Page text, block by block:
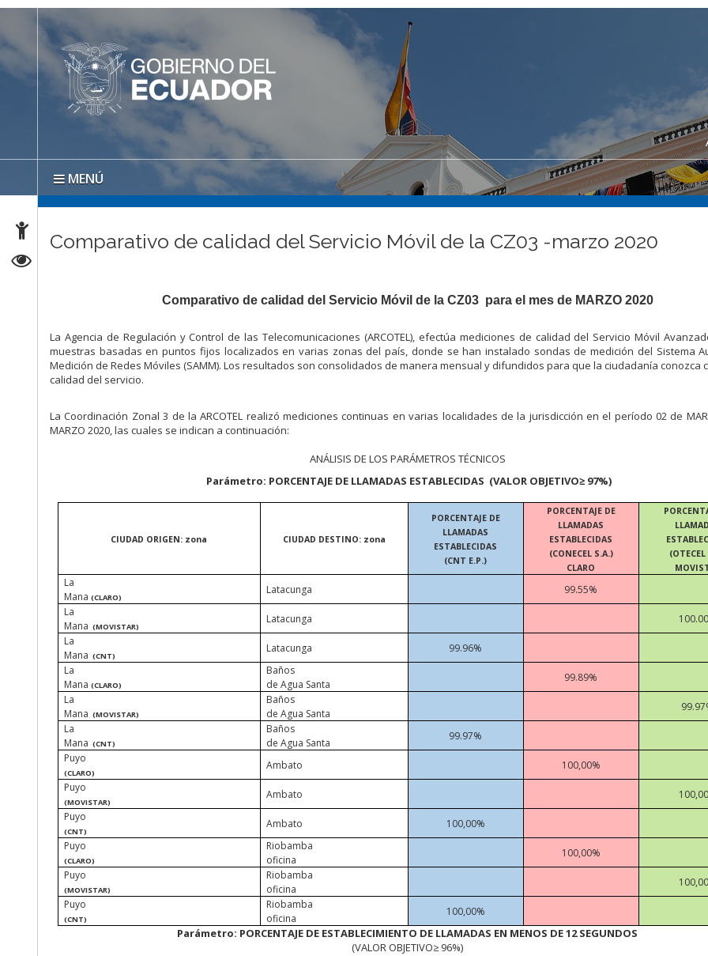
MENÚ
Comparativo de calidad del Servicio Móvil de la CZ03 -marzo 2020
Comparativo de calidad del Servicio Móvil de la CZ03 para el mes de MARZO 2020
La Agencia de Regulación y Control de las Telecomunicaciones (ARCOTEL), efectúa mediciones de calidad del Servicio Móvil
muestras basadas en puntos fijos localizados en varias zonas del país, donde se han instalado sondas de medición del Sistema
Medición de Redes Móviles (SAMM). Los resultados son consolidados de manera mensual y difundidos para que la ciudadanía conozca
calidad del servicio.
La Coordinación Zonal 3 de la ARCOTEL realizó mediciones continuas en varias localidades de la jurisdicción en el período 02 de
MARZO 2020, las cuales se indican a continuación:
ANÁLISIS DE LOS PARÁMETROS TÉCNICOS
Parámetro: PORCENTAJE DE LLAMADAS ESTABLECIDAS (VALOR OBJETIVO≥ 97%)
CIUDAD ORIGEN: zona CIUDAD DESTINO: zona
PORCENTAJE DE
LLAMADAS
ESTABLECIDAS
(CNT E.P.)
PORCENTAJE DE
LLAMADAS
ESTABLECIDAS
(CONECEL S.A.)
CLARO
(OTECEL
La
Mana (CLARO)
Latacunga
99.55%
La
Mana (MOVISTAR)
Latacunga
La
Mana (CNT)
Latacunga
99.96%
La
Mana (CLARO)
Baños
de Agua Santa
99.89%
La
Mana (MOVISTAR)
Baños
de Agua Santa
La
Mana (CNT)
Baños
de Agua Santa
99.97%
Puyo
(CLARO)
Ambato
100,00%
Puyo
(MOVISTAR)
Ambato
Puyo
(CNT)
Ambato
100,00%
Puyo
(CLARO)
Riobamba
oficina
100,00%
Puyo
(MOVISTAR)
Riobamba
oficina
Puyo
(CNT)
Riobamba
oficina
100,00%
Parámetro: PORCENTAJE DE ESTABLECIMIENTO DE LLAMADAS EN MENOS DE 12 SEGUNDOS
(VALOR OBJETIVO≥ 96%)